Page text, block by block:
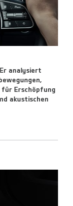
analysiert
für Erschöpfung
akustischen